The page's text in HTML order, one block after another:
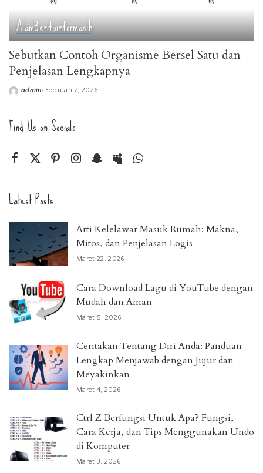
AlamBeritainformasih
Sebutkan Contoh Organisme Bersel Satu dan
Penjelasan Lengkapnya
Posted
admin Februari 7, 2026
Find Us on Socials
Latest Posts
Arti Kelelawar Masuk Rumah: Makna,
Mitos, dan Penjelasan Logis
Maret 22, 2026
Cara Download Lagu di YouTube dengan
Mudah dan Aman
Maret 5, 2026
Ceritakan Tentang Diri Anda: Panduan
Lengkap Menjawab dengan Jujur dan
Meyakinkan
Maret 4, 2026
Ctrl Z Berfungsi Untuk Apa? Fungsi,
Cara Kerja, dan Tips Menggunakan Undo
di Komputer
Maret 3, 2026